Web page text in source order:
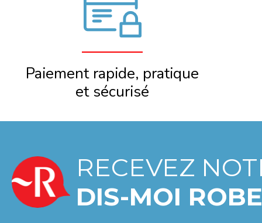
Paiement rapide, pratique
et sécurisé
RECEVEZ
DIS-MOI